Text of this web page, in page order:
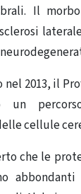
Il
2013, il
un
cellule
che le